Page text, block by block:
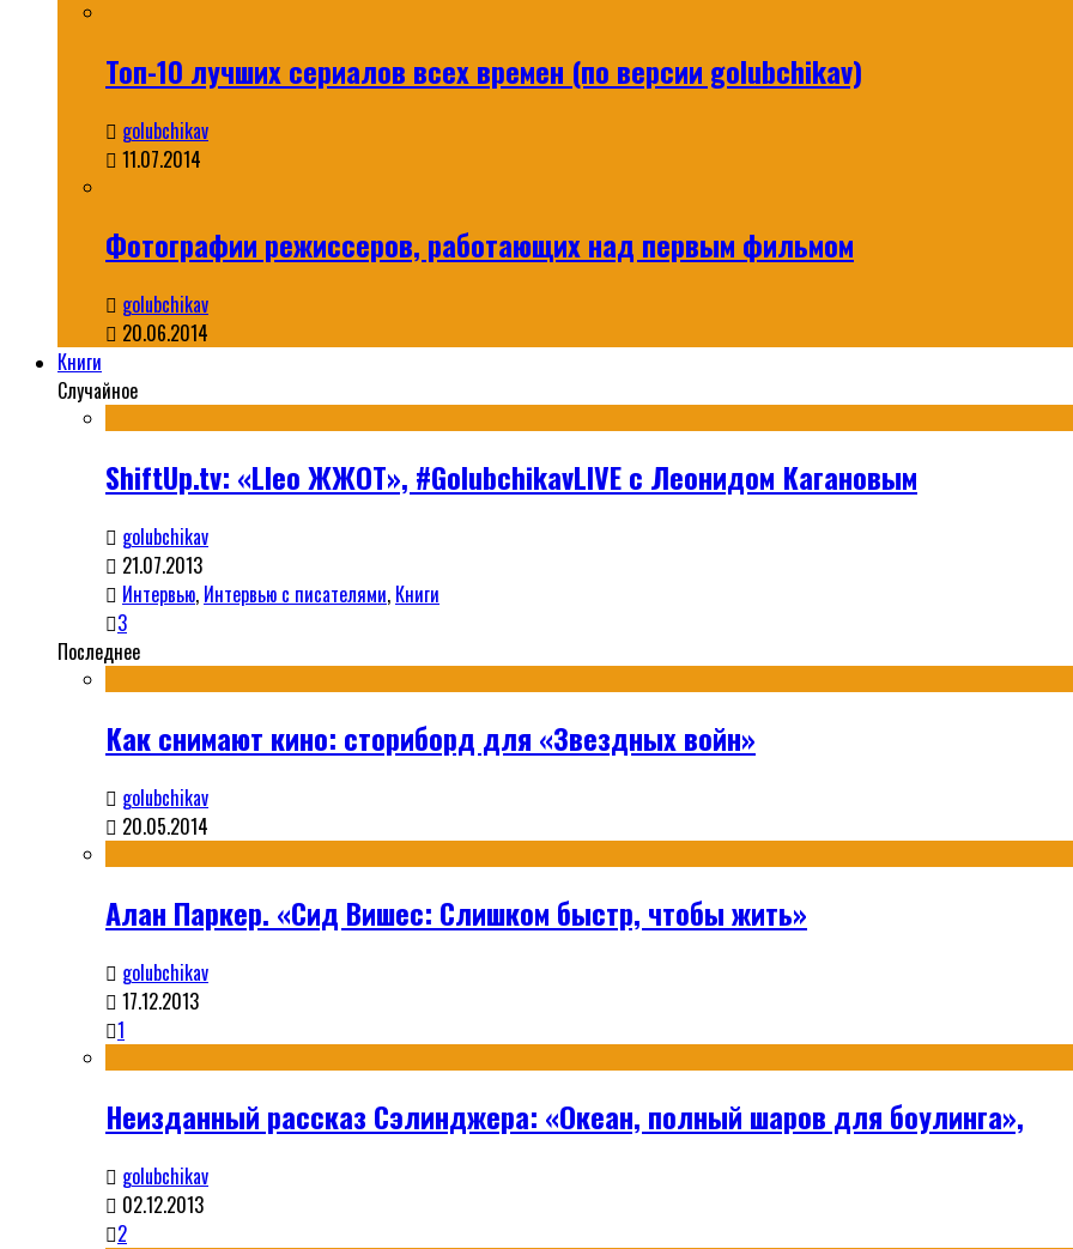
Топ-10 лучших сериалов всех времен (по версии golubchikav)
golubchikav
11.07.2014
Фотографии режиссеров, работающих над первым фильмом
golubchikav
20.06.2014
Книги
Случайное
ShiftUp.tv: «Lleo ЖЖОТ», #GolubchikavLIVE с Леонидом Кагановым
golubchikav
21.07.2013
Интервью, Интервью с писателями, Книги
3
Последнее
Как снимают кино: сториборд для «Звездных войн»
golubchikav
20.05.2014
Алан Паркер. «Сид Вишес: Слишком быстр, чтобы жить»
golubchikav
17.12.2013
1
Неизданный рассказ Сэлинджера: «Океан, полный шаров для боулинга»,
golubchikav
02.12.2013
2